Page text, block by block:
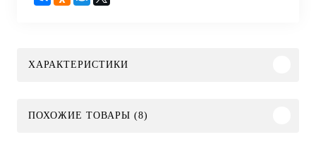
ХАРАКТЕРИСТИКИ
ПОХОЖИЕ ТОВАРЫ (8)